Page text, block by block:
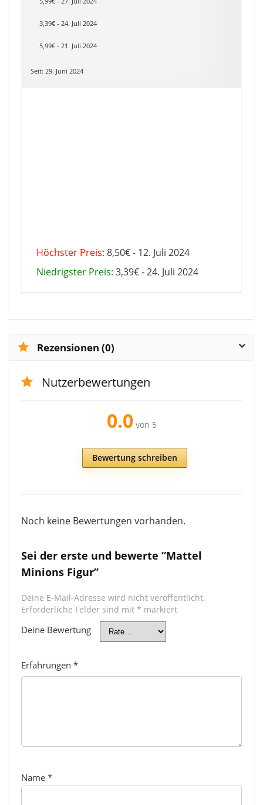
3,39€ - 24. Juli 2024
5,99€ - 21. Juli 2024
Seit: 29. Juni 2024
Höchster Preis: 8,50€ - 12. Juli 2024
Niedrigster Preis: 3,39€ - 24. Juli 2024
Rezensionen (0)
Nutzerbewertungen
0.0 von 5
Bewertung schreiben
Noch keine Bewertungen vorhanden.
Sei der erste und bewerte “Mattel
Minions Figur”
Deine E-Mail-Adresse wird nicht veröffentlicht.
Erforderliche Felder sind mit * markiert
Deine Bewertung
Erfahrungen *
Name *